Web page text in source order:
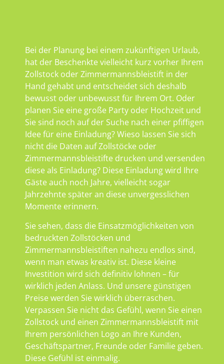
Bei der Planung bei einem zukünftigen Urlaub,
hat der Beschenkte vielleicht kurz vorher Ihrem
Zollstock oder Zimmermannsbleistift in der
Hand gehabt und entscheidet sich deshalb
bewusst oder unbewusst für Ihrem Ort. Oder
planen Sie eine große Party oder Hochzeit und
Sie sind noch auf der Suche nach einer pfiffigen
Idee für eine Einladung? Wieso lassen Sie sich
nicht die Daten auf Zollstöcke oder
Zimmermannsbleistifte drucken und versenden
diese als Einladung? Diese Einladung wird Ihre
Gäste auch noch Jahre, vielleicht sogar
Jahrzehnte später an diese unvergesslichen
Momente erinnern.
Sie sehen, dass die Einsatzmöglichkeiten von
bedruckten Zollstöcken und
Zimmermannsbleistiften nahezu endlos sind,
wenn man etwas kreativ ist. Diese kleine
Investition wird sich definitiv lohnen – für
wirklich jeden Anlass. Und unsere günstigen
Preise werden Sie wirklich überraschen.
Verpassen Sie nicht das Gefühl, wenn Sie einen
Zollstock und einen Zimmermannsbleistift mit
Ihrem persönlichen Logo an Ihre Kunden,
Geschäftspartner, Freunde oder Familie geben.
Diese Gefühl ist einmalig.